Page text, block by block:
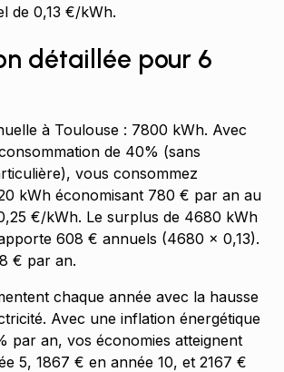
de 0,13 €/kWh.
détaillée pour 6
à Toulouse : 7800 kWh. Avec
de 40% (sans
vous consommez
kWh économisant 780 € par an au
€/kWh. Le surplus de 4680 kWh
608 € annuels (4680 × 0,13).
€ par an.
chaque année avec la hausse
Avec une inflation énergétique
par an, vos économies atteignent
5, 1867 € en année 10, et 2167 €